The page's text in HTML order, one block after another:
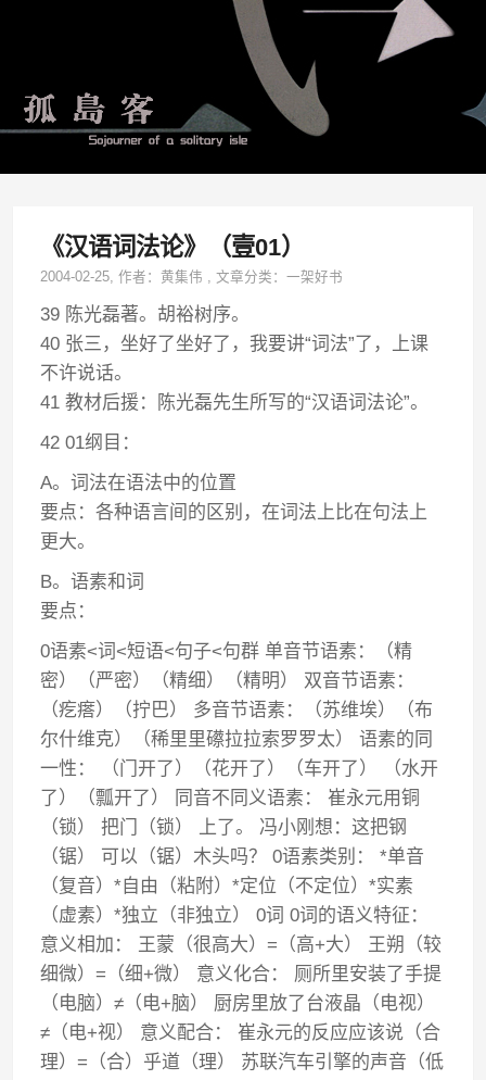
《汉语词法论》（壹01）
2004-02-25, 作者：黄集伟 ,文章分类：一架好书
39 陈光磊著。胡裕树序。
40 张三，坐好了坐好了，我要讲“词法”了，上课
不许说话。
41 教材后援：陈光磊先生所写的“汉语词法论”。
42 01纲目：
A。词法在语法中的位置
要点：各种语言间的区别，在词法上比在句法上
更大。
B。语素和词
要点：
0语素<词<短语<句子<句群 单音节语素：（精
密）（严密）（精细）（精明） 双音节语素：
（疙瘩）（拧巴） 多音节语素：（苏维埃）（布
尔什维克）（稀里里礤拉拉索罗罗太） 语素的同
一性： （门开了）（花开了）（车开了） （水开
了）（瓢开了） 同音不同义语素： 崔永元用铜
（锁） 把门（锁） 上了。 冯小刚想：这把钢
（锯） 可以（锯）木头吗？ 0语素类别： *单音
（复音）*自由（粘附）*定位（不定位）*实素
（虚素）*独立（非独立） 0词 0词的语义特征：
意义相加： 王蒙（很高大）=（高+大） 王朔（较
细微）=（细+微） 意义化合： 厕所里安装了手提
（电脑）≠（电+脑） 厨房里放了台液晶（电视）
≠（电+视） 意义配合： 崔永元的反应应该说（合
理）=（合）乎道（理） 苏联汽车引擎的声音（低